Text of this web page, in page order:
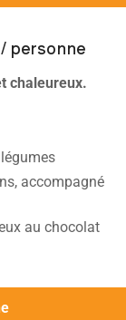
personne
chaleureux.
accompagné
au chocolat